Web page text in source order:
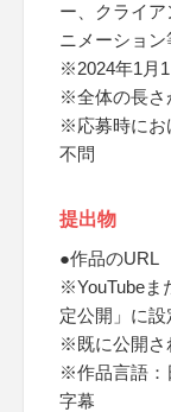
ー、クライ
ニメーション
※2024年1月
※全体の長さ
※応募時にお
不問
提出物
●作品のURL
※YouTubeま
定公開」に
※既に公開さ
※作品言語：
字幕